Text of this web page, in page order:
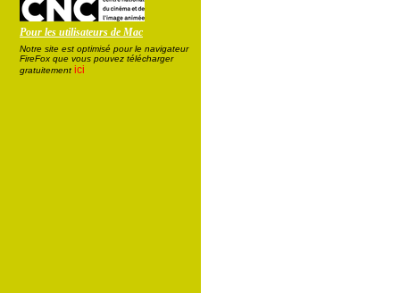
Pour les utilisateurs de Mac
Notre site est optimisé pour le navigateur
FireFox que vous pouvez télécharger
gratuitement ici